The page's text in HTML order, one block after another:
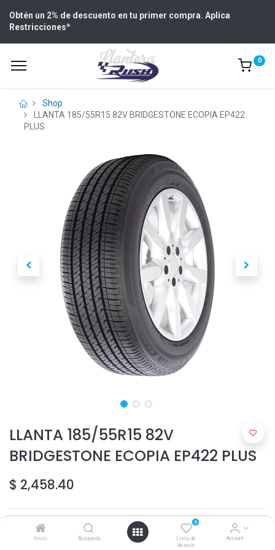
Inicio Búsqueda
0
Lista de
deseos
Account
Obtén un 2% de descuento en tu primer compra. Aplica
Restricciones*
0
Shop
LLANTA 185/55R15 82V BRIDGESTONE ECOPIA EP422
PLUS
LLANTA 185/55R15 82V
BRIDGESTONE ECOPIA EP422 PLUS
$ 2,458.40